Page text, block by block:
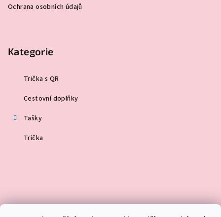
Ochrana osobních údajů
Kategorie
Trička s QR
Cestovní doplňky
Tašky
Trička